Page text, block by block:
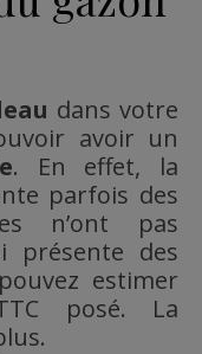
dans votre
avoir un
. En effet, la
parfois des
n’ont pas
présente des
estimer
posé. La